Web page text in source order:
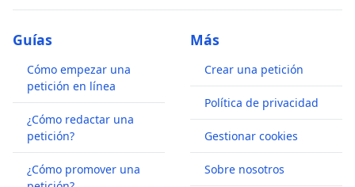
Guías
Cómo empezar una
petición en línea
¿Cómo redactar una
petición?
¿Cómo promover una
Más
Crear una petición
Política de privacidad
Gestionar cookies
Sobre nosotros